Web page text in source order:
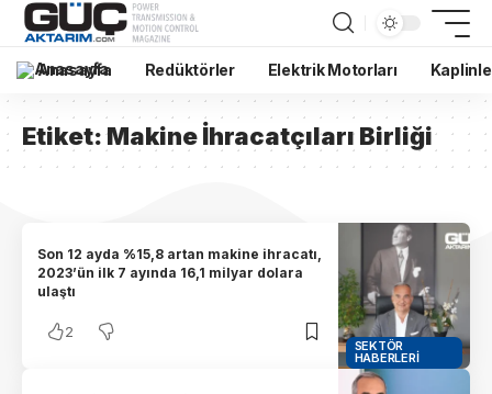
Anasayfa Redüktörler Elektrik Motorları
Etiket:Makine İhracatçıları Birliği
SEKTÖR
HABERLERI
Son 12 ayda %15,8 artan makine ihracatı,
2023’ün ilk 7 ayında 16,1 milyar dolara
ulaştı
2